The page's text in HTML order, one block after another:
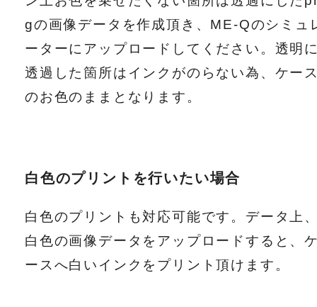
gの画像データを作成頂き、ME-Qのシミュ
ーターにアップロードしてください。透明
透過した箇所はインクがのらない為、ケー
のお色のままとなります。
白色のプリントを行いたい場合
白色のプリントも対応可能です。データ上
白色の画像データをアップロードすると、
ースへ白いインクをプリント頂けます。